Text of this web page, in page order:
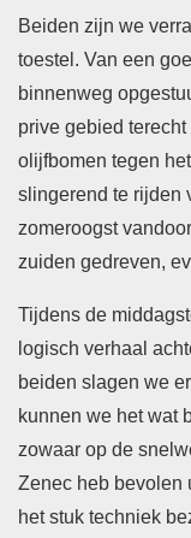
Beiden zijn we
toestel. Van een
binnenweg
prive gebied
olijfbomen tegen
slingerend te rijden
zomeroogst
zuiden gedreven,
Tijdens de
logisch verhaal
beiden slagen we
kunnen we het wat
zowaar op de
Zenec heb bevolen
het stuk techniek